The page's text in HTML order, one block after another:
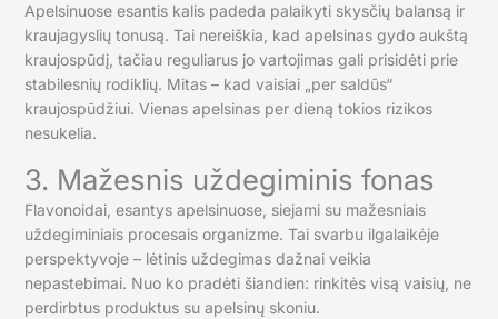
Apelsinuose esantis kalis padeda palaikyti skysčių balansą ir
kraujagyslių tonusą. Tai nereiškia, kad apelsinas gydo aukštą
kraujospūdį, tačiau reguliarus jo vartojimas gali prisidėti prie
stabilesnių rodiklių. Mitas – kad vaisiai „per saldūs“
kraujospūdžiui. Vienas apelsinas per dieną tokios rizikos
nesukelia.
3. Mažesnis uždegiminis fonas
Flavonoidai, esantys apelsinuose, siejami su mažesniais
uždegiminiais procesais organizme. Tai svarbu ilgalaikėje
perspektyvoje – lėtinis uždegimas dažnai veikia
nepastebimai. Nuo ko pradėti šiandien: rinkitės visą vaisių, ne
perdirbtus produktus su apelsinų skoniu.